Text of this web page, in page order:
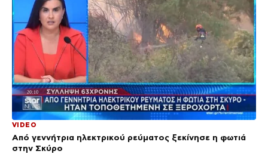
VIDEO
Από γεννήτρια ηλεκτρικού ρεύματος ξεκίνησε η φωτιά
στην Σκύρο